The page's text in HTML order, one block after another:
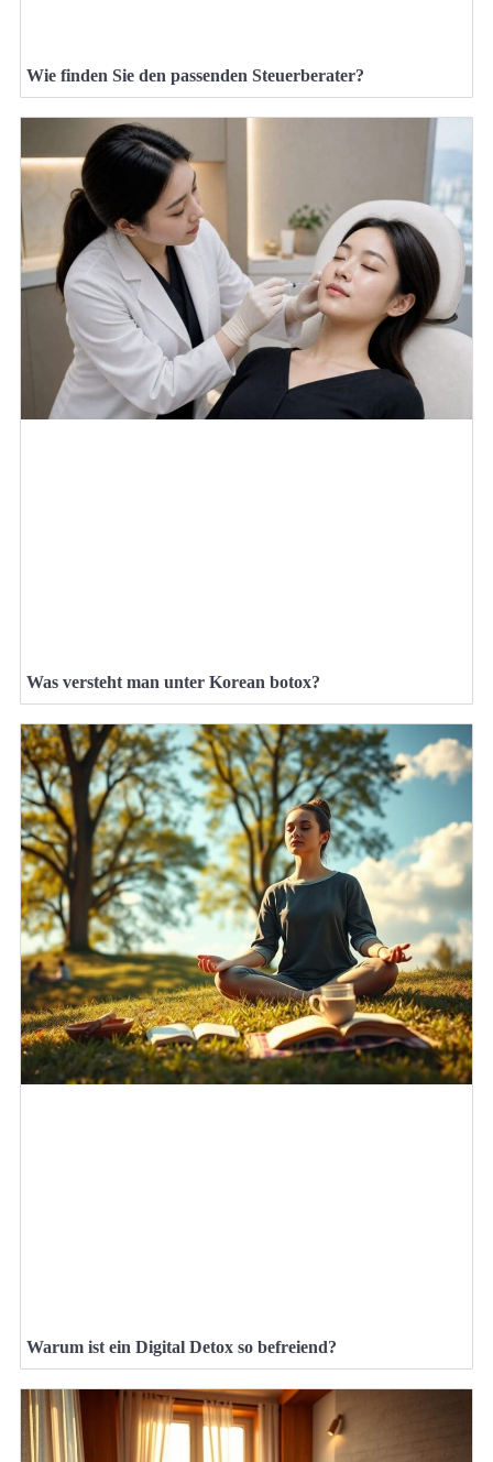
Wie finden Sie den passenden Steuerberater?
Was versteht man unter Korean botox?
Warum ist ein Digital Detox so befreiend?